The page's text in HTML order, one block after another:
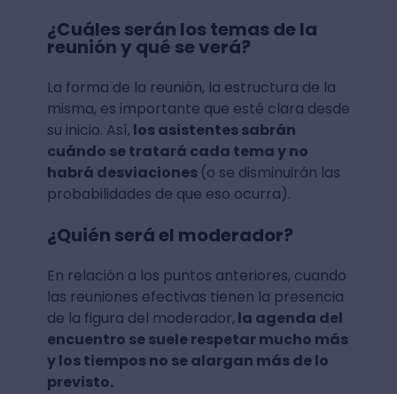
¿Cuáles serán los temas de la
reunión y qué se verá?
La forma de la reunión, la estructura de la
misma, es importante que esté clara desde
su inicio. Así, los asistentes sabrán
cuándo se tratará cada tema y no
habrá desviaciones (o se disminuirán las
probabilidades de que eso ocurra).
¿Quién será el moderador?
En relación a los puntos anteriores, cuando
las reuniones efectivas tienen la presencia
de la figura del moderador, la agenda del
encuentro se suele respetar mucho más
y los tiempos no se alargan más de lo
previsto.